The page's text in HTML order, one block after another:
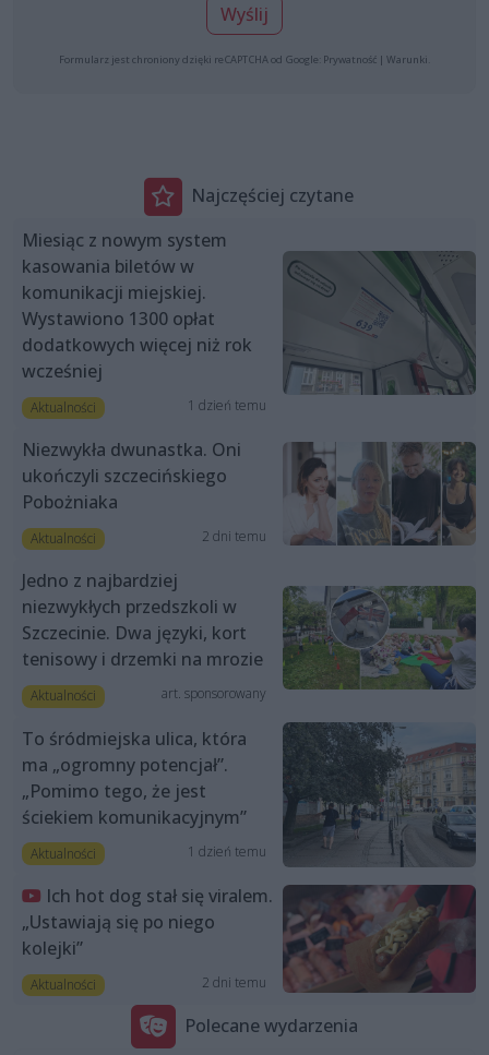
Wyślij
Formularz jest chroniony dzięki reCAPTCHA od Google: Prywatność | Warunki
Najczęściej czytane
Miesiąc z nowym system
kasowania biletów w
komunikacji miejskiej.
Wystawiono 1300 opłat
dodatkowych więcej niż rok
wcześniej
Aktualności 1 dzień temu
Niezwykła dwunastka. Oni
ukończyli szczecińskiego
Pobożniaka
Aktualności 2 dni temu
Jedno z najbardziej
niezwykłych przedszkoli w
Szczecinie. Dwa języki, kort
tenisowy i drzemki na mrozie
Aktualności art. sponsorowany
To śródmiejska ulica, która
ma „ogromny potencjał”.
„Pomimo tego, że jest
ściekiem komunikacyjnym”
Aktualności 1 dzień temu
Ich hot dog stał się viralem.
„Ustawiają się po niego
kolejki”
Aktualności 2 dni temu
Polecane wydarzenia